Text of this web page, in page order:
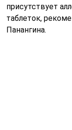
присутствует
таблеток,
Панангина.